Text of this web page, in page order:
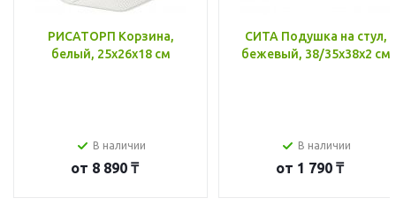
РИСАТОРП Корзина,
белый, 25x26x18 см
В наличии
от 8 890 ₸
СИТА Подушка на стул,
бежевый, 38/35x38x2 см
В наличии
от 1 790 ₸